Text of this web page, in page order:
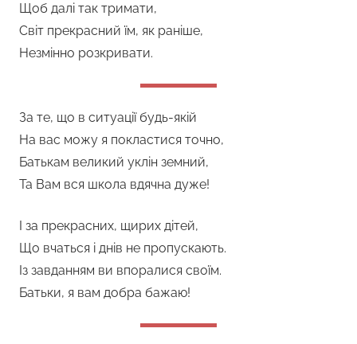
Щоб далі так тримати,
Світ прекрасний їм, як раніше,
Незмінно розкривати.
За те, що в ситуації будь-якій
На вас можу я покластися точно,
Батькам великий уклін земний,
Та Вам вся школа вдячна дуже!
І за прекрасних, щирих дітей,
Що вчаться і днів не пропускають.
Із завданням ви впоралися своїм.
Батьки, я вам добра бажаю!